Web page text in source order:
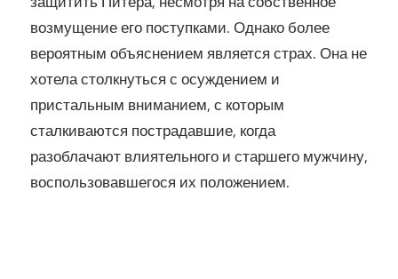
возмущение его поступками. Однако более
вероятным объяснением является страх. Она не
хотела столкнуться с осуждением и
пристальным вниманием, с которым
сталкиваются пострадавшие, когда
разоблачают влиятельного и старшего мужчину,
воспользовавшегося их положением.